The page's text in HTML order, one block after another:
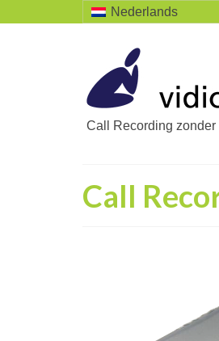
Nederlands
Call Recording zonder
Call